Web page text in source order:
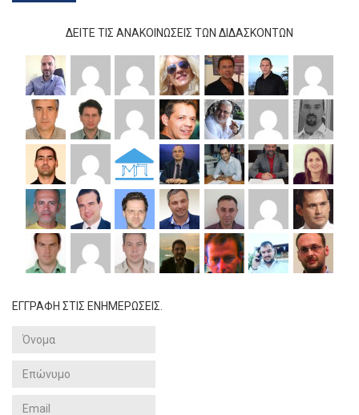
ΔΕΊΤΕ ΤΙΣ ΑΝΑΚΟΙΝΏΣΕΙΣ ΤΩΝ ΔΙΔΆΣΚΟΝΤΩΝ
ΕΓΓΡΑΦΗ ΣΤΙΣ ΕΝΗΜΕΡΩΣΕΙΣ.